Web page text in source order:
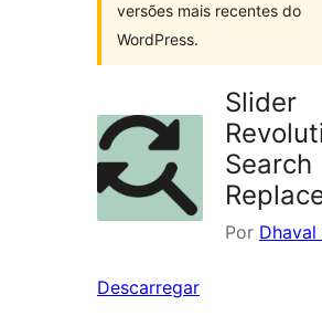
versões mais recentes do
WordPress.
Slider
Search
Por Dhaval
Descarregar